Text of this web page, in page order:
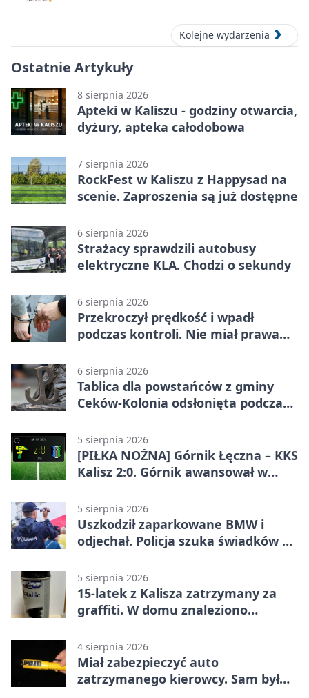
Kolejne wydarzenia
Ostatnie Artykuły
8 sierpnia 2026
Apteki w Kaliszu - godziny otwarcia,
dyżury, apteka całodobowa
7 sierpnia 2026
RockFest w Kaliszu z Happysad na
scenie. Zaproszenia są już dostępne
6 sierpnia 2026
Strażacy sprawdzili autobusy
elektryczne KLA. Chodzi o sekundy
6 sierpnia 2026
Przekroczył prędkość i wpadł
podczas kontroli. Nie miał prawa
6 sierpnia 2026
Tablica dla powstańców z gminy
Ceków-Kolonia odsłonięta podczas
5 sierpnia 2026
[PIŁKA NOŻNA] Górnik Łęczna – KKS
Kalisz 2:0. Górnik awansował w
5 sierpnia 2026
Uszkodził zaparkowane BMW i
odjechał. Policja szuka świadków w
5 sierpnia 2026
15-latek z Kalisza zatrzymany za
graffiti. W domu znaleziono
4 sierpnia 2026
Miał zabezpieczyć auto
zatrzymanego kierowcy. Sam był